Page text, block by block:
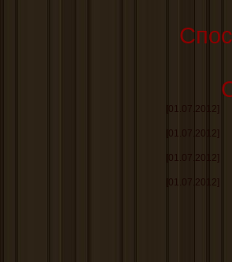
[01.07.2012]
[01.07.2012]
[01.07.2012]
[01.07.2012]